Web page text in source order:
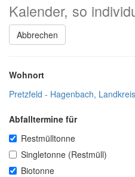
Kalender, so
Abbrechen
Wohnort
Pretzfeld - Hagenbach,
Abfalltermine für
Restmülltonne
Singletonne (Restmüll)
Biotonne